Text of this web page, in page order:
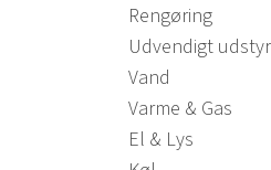
Rengøring
Udvendigt
Vand
Varme & Gas
El & Lys